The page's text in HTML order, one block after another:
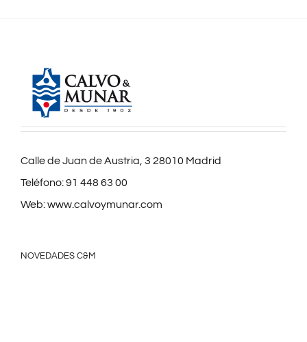
Calle de Juan de Austria, 3 28010 Madrid
Teléfono:91 448 63 00
Web:www.calvoymunar.com
NOVEDADES C&M